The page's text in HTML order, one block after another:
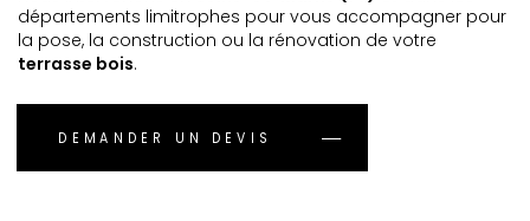
départements limitrophes pour vous accompagner pour
la pose, la construction ou la rénovation de votre
terrasse bois.
DEMANDER UN DEVIS